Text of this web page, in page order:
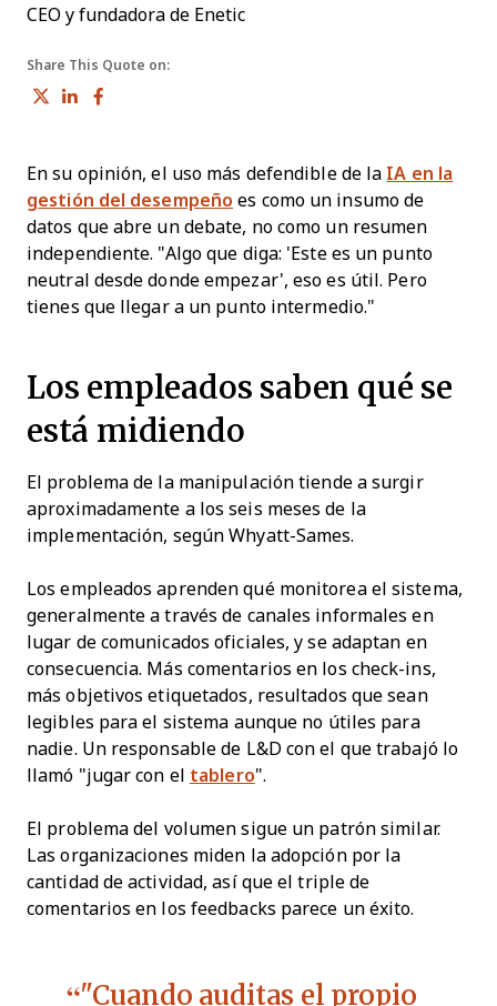
Share This Quote on:
Share on Twitter
Share on LinkedIn
CEO y fundadora de Enetic
En su opinión, el uso más defendible de la IA en la
gestión del desempeño es como un insumo de
datos que abre un debate, no como un resumen
independiente. "Algo que diga: 'Este es un punto
neutral desde donde empezar', eso es útil. Pero
tienes que llegar a un punto intermedio."
Los empleados saben qué se
está midiendo
El problema de la manipulación tiende a surgir
aproximadamente a los seis meses de la
implementación, según Whyatt-Sames.
Los empleados aprenden qué monitorea el sistema,
generalmente a través de canales informales en
lugar de comunicados oficiales, y se adaptan en
consecuencia. Más comentarios en los check-ins,
más objetivos etiquetados, resultados que sean
legibles para el sistema aunque no útiles para
nadie. Un responsable de L&D con el que trabajó lo
llamó "jugar con el tablero".
El problema del volumen sigue un patrón similar.
Las organizaciones miden la adopción por la
cantidad de actividad, así que el triple de
comentarios en los feedbacks parece un éxito.
"Cuando auditas el propio